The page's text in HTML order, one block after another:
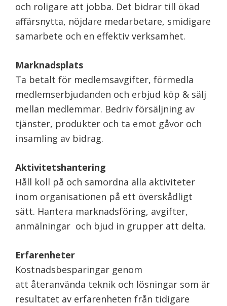
och roligare att jobba. Det bidrar till ökad
affärsnytta, nöjdare medarbetare, smidigare
samarbete och en effektiv verksamhet.
Marknadsplats
Ta betalt för medlemsavgifter, förmedla
medlemserbjudanden och erbjud köp & sälj
mellan medlemmar. Bedriv försäljning av
tjänster, produkter och ta emot gåvor och
insamling av bidrag.
Aktivitetshantering
Håll koll på och samordna alla aktiviteter
inom organisationen på ett överskådligt
sätt. Hantera marknadsföring, avgifter,
anmälningar och bjud in grupper att delta.
Erfarenheter
Kostnadsbesparingar genom
att återanvända teknik och lösningar som är
resultatet av erfarenheten från tidigare